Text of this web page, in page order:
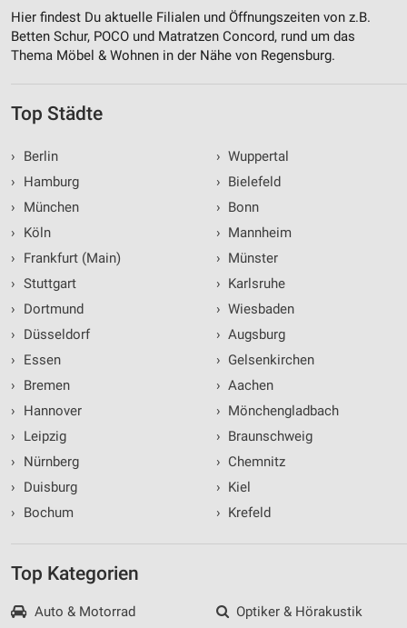
Hier findest Du aktuelle Filialen und Öffnungszeiten von z.B.
Betten Schur, POCO und Matratzen Concord, rund um das
Thema Möbel & Wohnen in der Nähe von Regensburg.
Top Städte
›
Berlin
›
Hamburg
›
München
›
Köln
›
Frankfurt (Main)
› Stuttgart
›
Dortmund
›
Düsseldorf
›
Essen
›
Bremen
›
Hannover
›
Leipzig
›
Nürnberg
›
Duisburg
›
Bochum
› Wuppertal
› Bielefeld
› Bonn
› Mannheim
› Münster
› Karlsruhe
› Wiesbaden
› Augsburg
› Gelsenkirchen
› Aachen
› Mönchengladbach
› Braunschweig
› Chemnitz
› Kiel
› Krefeld
Top Kategorien
Auto & Motorrad
Optiker & Hörakustik